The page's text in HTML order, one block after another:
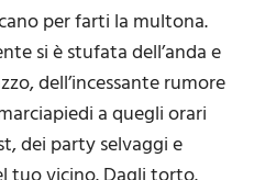
per farti la multona.
si è stufata dell’anda e
dell’incessante rumore
a quegli orari
dei party selvaggi e